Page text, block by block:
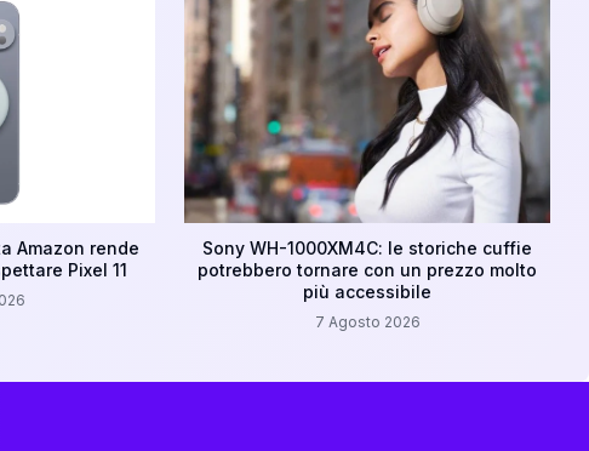
Amazon rende
Pixel 11
Sony WH-1000XM4C: le storiche cuffie
potrebbero tornare con un prezzo molto
più accessibile
7 Agosto 2026